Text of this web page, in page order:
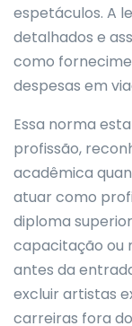
espetáculos. A
detalhados e
como
despesas em
Essa norma
profissão,
acadêmica
atuar como
diploma
capacitação ou
antes da
excluir artistas
carreiras fora